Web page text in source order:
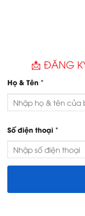
📩 ĐĂNG
Họ & Tên *
Số điện thoại *